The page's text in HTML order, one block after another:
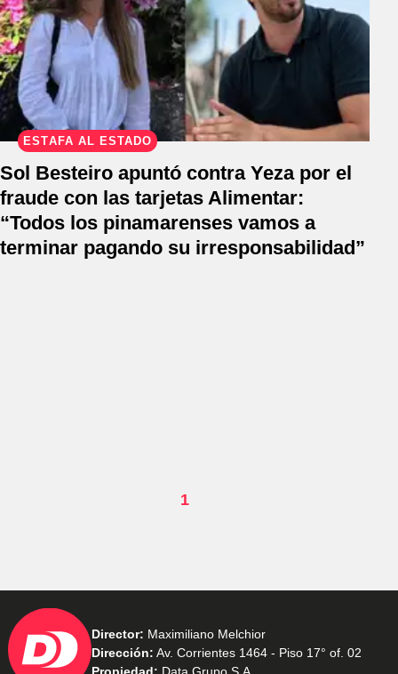
ESTAFA AL ESTADO
Sol Besteiro apuntó contra Yeza por el
fraude con las tarjetas Alimentar:
“Todos los pinamarenses vamos a
terminar pagando su irresponsabilidad”
1
Director: Maximiliano Melchior
Dirección: Av. Corrientes 1464 - Piso 17° of. 02
Propiedad: Data Grupo S.A.